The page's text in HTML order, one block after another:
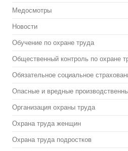
Медосмотры
Новости
Обучение по охране труда
Общественный контроль по охране
Обязательное социальное
Опасные и вредные
Организация охраны труда
Охрана труда женщин
Охрана труда подростков